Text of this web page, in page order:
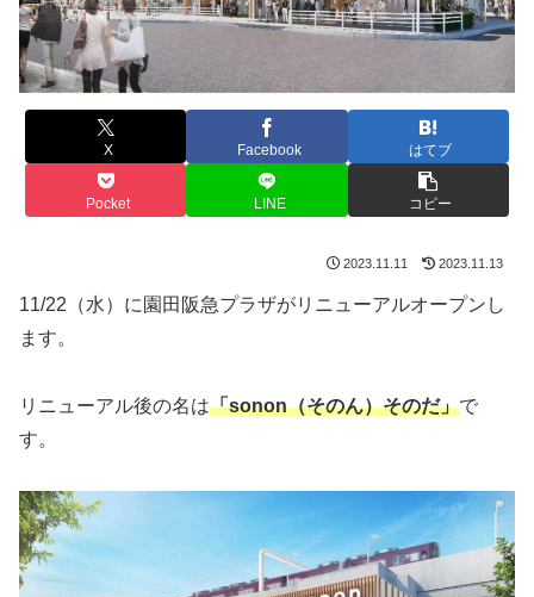
X Facebook はてブ
Pocket LINE コピー
2023.11.11 2023.11.13
11/22（水）に園田阪急プラザがリニューアルオープンし
ます。
リニューアル後の名は「sonon（そのん）そのだ」で
す。